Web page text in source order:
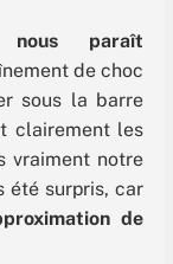
nous paraît
de choc
sous la barre
clairement les
vraiment notre
été surpris, car
de